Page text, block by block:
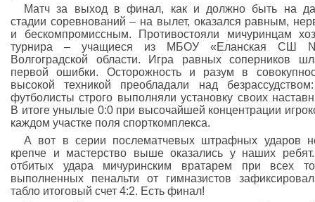
Матч за выход в финал, как и должно быть на
стадии соревнований – на вылет, оказался равным,
и бескомпромиссным. Противостояли мичуринцам
турнира – учащиеся из МБОУ «Еланская СШ
Волгоградской области. Игра равных соперников
первой ошибки. Осторожность и разум в
высокой техникой преобладали над
футболисты строго выполняли установку своих
В итоге унылые 0:0 при высочайшей концентрации
каждом участке поля спорткомплекса.
А вот в серии послематчевых штрафных ударов
крепче и мастерство выше оказались у наших
отбитых удара мичуринским вратарем при всех
выполненных пенальти от гимназистов
табло итоговый счет 4:2. Есть финал!